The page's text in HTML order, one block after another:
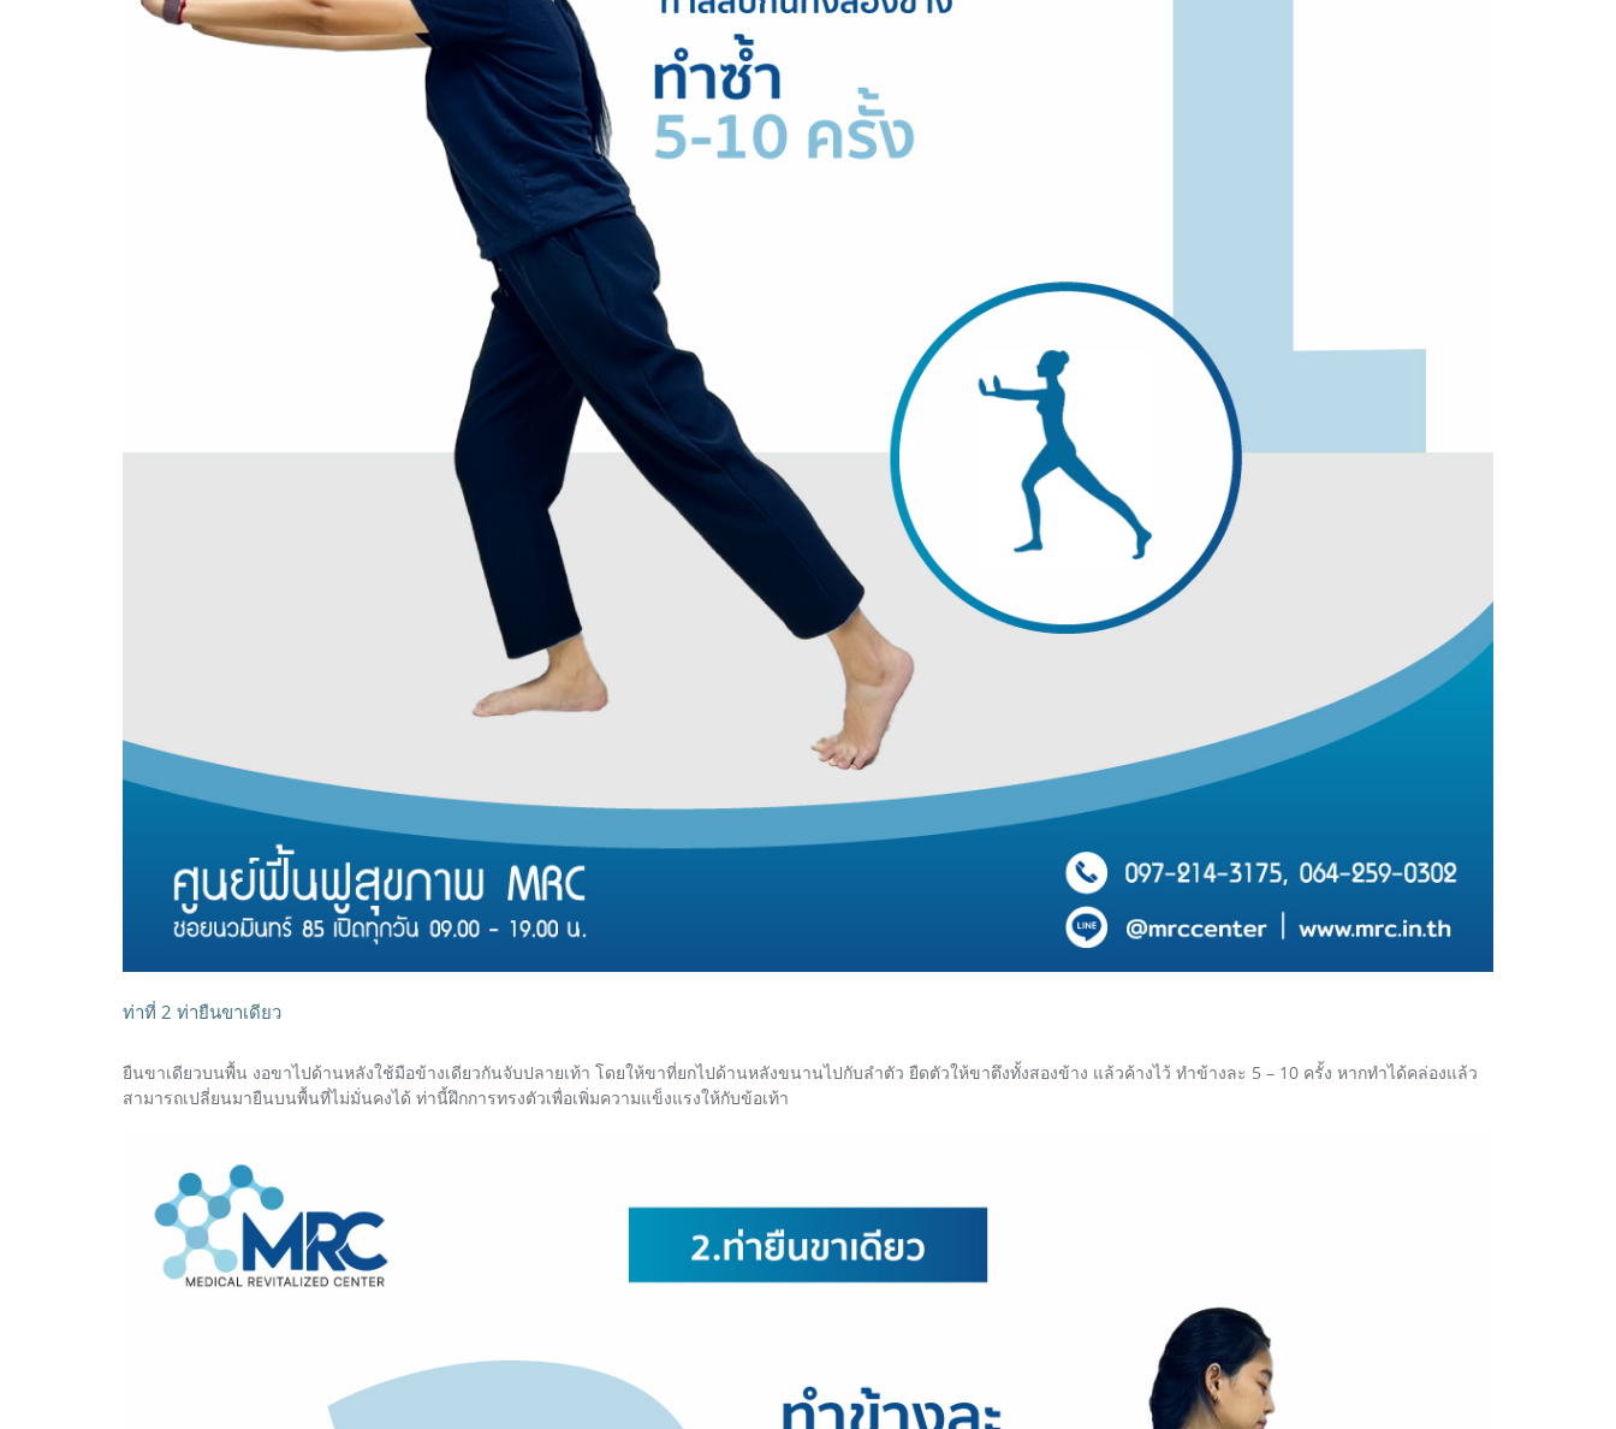
ท่าที่ 2 ท่ายืนขาเดียว
ยืนขาเดียวบนพื้น งอขาไปด้านหลังใช้มือข้างเดียวกันจับปลายเท้า โดยให้ขาที่ยกไปด้านหลังขนานไปกับลำตัว ยืดตัวให้ขาตึงทั้งสองข้าง แล้วค้างไว้ ทำข้างละ 5 – 10 ครั้ง หากทำได้คล่องแล้ว
สามารถเปลี่ยนมายืนบนพื้นที่ไม่มั่นคงได้ ท่านี้ฝึกการทรงตัวเพื่อเพิ่มความแข็งแรงให้กับข้อเท้า